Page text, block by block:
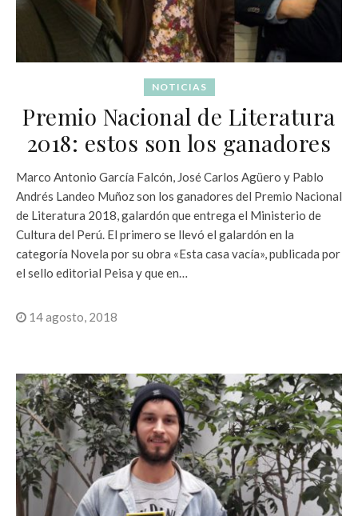
NOTICIAS
Premio Nacional de Literatura
2018: estos son los ganadores
Marco Antonio García Falcón, José Carlos Agüero y Pablo
Andrés Landeo Muñoz son los ganadores del Premio Nacional
de Literatura 2018, galardón que entrega el Ministerio de
Cultura del Perú. El primero se llevó el galardón en la
categoría Novela por su obra «Esta casa vacía», publicada por
el sello editorial Peisa y que en…
14 agosto, 2018